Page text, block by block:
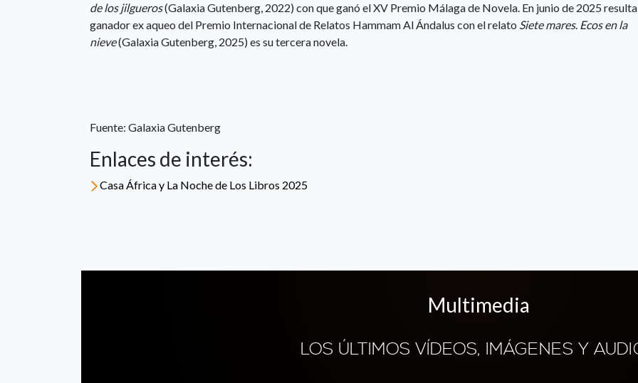
de los jilgueros(Galaxia Gutenberg, 2022) con que ganó el XV Premio Málaga de Novela. En junio de 2025 resulta
ganador ex aqueo del Premio Internacional de Relatos Hammam Al Ándalus con el relato Siete mares. Ecos en la
nieve(Galaxia Gutenberg, 2025) es su tercera novela.
Fuente: Galaxia Gutenberg
Enlaces de interés:
Casa África y La Noche de Los Libros 2025
Multimedia
LOS ÚLTIMOS VÍDEOS, IMÁGENES Y